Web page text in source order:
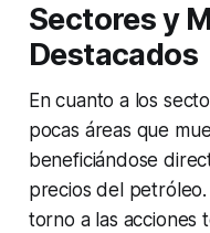
Sectores y
Destacados
En cuanto a los
pocas áreas que
beneficiándose
precios del
torno a las acciones